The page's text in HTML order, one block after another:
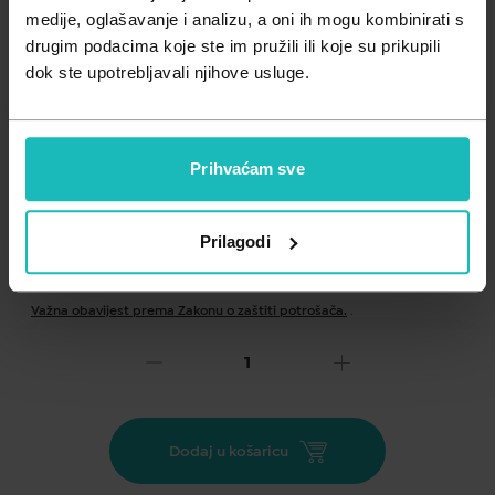
medije, oglašavanje i analizu, a oni ih mogu kombinirati s
drugim podacima koje ste im pružili ili koje su prikupili
dok ste upotrebljavali njihove usluge.
Prihvaćam sve
Prilagodi
Zdravlje muškarca
Zdravlje žene
Minerali
Probiotici i prebiotici
Dodaj na listu želja
Važna obavijest prema Zakonu o zaštiti potrošača. .
SUMMER25
Trenutno djelovanje na zatezanja i dotjerivanje konture oko
Dodaj u košaricu